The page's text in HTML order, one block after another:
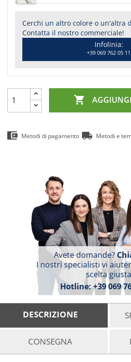
Cerchi un altro colore o un'altra
Contatta il nostro commerciale!
Infolinia:
+39 069 762 05 11

Metodi di pagamento Metodi e
Avete domande?
I nostri specialisti vi
scelta giusta
Hotline:+39 069
DESCRIZIONE
CONSEGNA